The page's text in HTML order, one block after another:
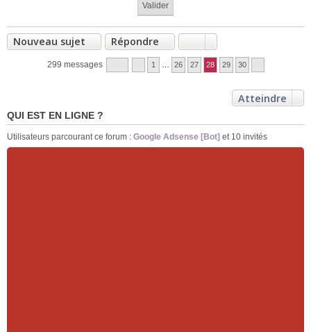
Nouveau sujet Répondre
299 messages 1 26 27 28 29 30
Atteindre
QUI EST EN LIGNE ?
Utilisateurs parcourant ce forum : Google Adsense [Bot] et 10 invités